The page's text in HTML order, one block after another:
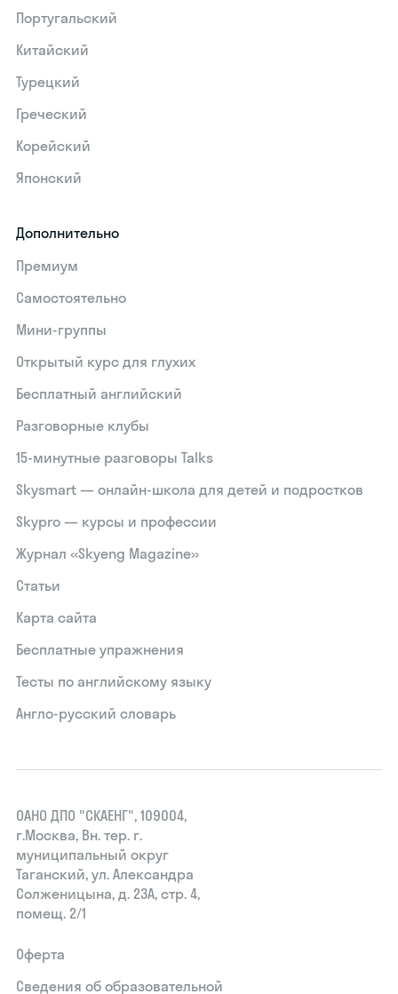
Португальский
Китайский
Турецкий
Греческий
Корейский
Японский
Дополнительно
Премиум
Самостоятельно
Мини-группы
Открытый курс для глухих
Бесплатный английский
Разговорные клубы
15‑минутные разговоры Talks
Skysmart — онлайн-школа для детей и подростков
Skypro — курсы и профессии
Журнал «Skyeng Magazine»
Статьи
Карта сайта
Бесплатные упражнения
Тесты по английскому языку
Англо-русский словарь
ОАНО ДПО "СКАЕНГ", 109004,
г.Москва, Вн. тер. г.
муниципальный округ
Таганский, ул. Александра
Солженицына, д. 23А, стр. 4,
помещ. 2/1
Оферта
Сведения об образовательной